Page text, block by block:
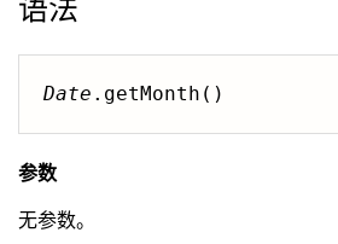
Date .getMonth()
参数
无参数。